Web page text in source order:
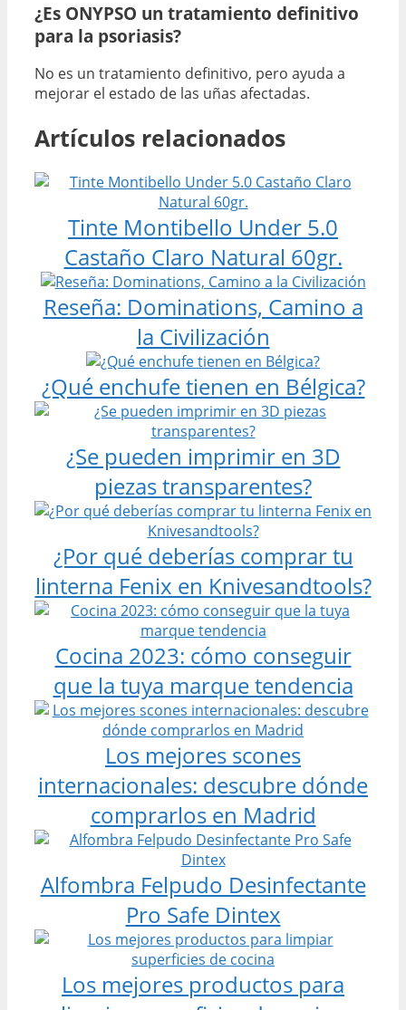
¿Es ONYPSO un tratamiento definitivo
para la psoriasis?
No es un tratamiento definitivo, pero ayuda a
mejorar el estado de las uñas afectadas.
Artículos relacionados
Tinte Montibello Under 5.0
Castaño Claro Natural 60gr.
Reseña: Dominations, Camino a
la Civilización
¿Qué enchufe tienen en Bélgica?
¿Se pueden imprimir en 3D
piezas transparentes?
¿Por qué deberías comprar tu
linterna Fenix en Knivesandtools?
Cocina 2023: cómo conseguir
que la tuya marque tendencia
Los mejores scones
internacionales: descubre dónde
comprarlos en Madrid
Alfombra Felpudo Desinfectante
Pro Safe Dintex
Los mejores productos para